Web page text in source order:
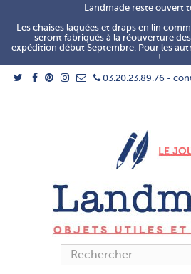
Landmade reste ouvert
Les chaises laquées et draps en lin
seront fabriqués à la réouverture
expédition début Septembre. Pour les
!
03.20.23.89.76 -